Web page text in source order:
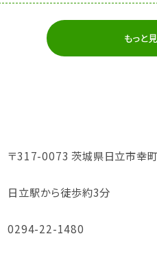
もっと
〒317-0073 茨城県日立市幸
日立駅から徒歩約3分
0294-22-1480